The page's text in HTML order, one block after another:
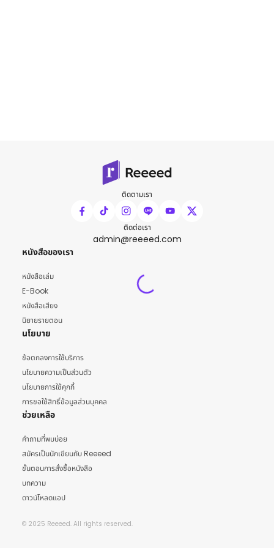
ติดตามเรา
ติดต่อเรา
admin@reeeed.com
หนังสือของเรา
หนังสือเล่ม
E-Book
หนังสือเสียง
นิยายรายตอน
นโยบาย
ข้อตกลงการใช้บริการ
นโยบายความเป็นส่วนตัว
นโยบายการใช้คุกกี้
การขอใช้สิทธิ์ข้อมูลส่วนบุคคล
ช่วยเหลือ
คำถามที่พบบ่อย
สมัครเป็นนักเขียนกับ Reeeed
ขั้นตอนการสั่งซื้อหนังสือ
บทความ
ดาวน์โหลดแอป
© 2025 Reeeed. All rights reserved.